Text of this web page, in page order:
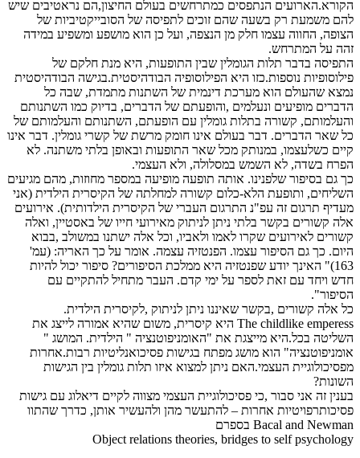
הקורא.הארועים הנתפסים כמתרחשים בעולם החיצון,הם נראטיבים שיש
להם משמעת רק בשעה שהם זוכים לתפיסה של הסובייקטיביות של
הצופה, החווה עצמו חלק מן הנצפה, ועל כן הוא מושפע ומשפיע במידה
זהה על המתרחש.
התפיסה בדבר תלות הגומלין שבין התופעות, היא מנת חלקם של
פילוסופיות נוספות.כזו היא הפילוסופיה הבודהיסטית.בגישה הבודהיסטית
נמצא שהעולם הוא מערכת דינמית של השתנות מתמדת, שבה כל
הדברים מופיעים ונעלמים ,והופעתם של הדברים, בדיוק כמו השתנותם
והעלמותם, קשורה בתלות גומלין עם הופעתם, השתנותם והעלמותם של
כל שאר הדברים. דבר בעולם אינו חומק מרשת של קשרי גומלין. דבר אינו
קיים כשלעצמו, במנותק מכל שאר התופעות ובאופן בלתי משתנה. לא
הפרח בשדה, לא השמש במסלולה, ולא העצמי.
כך גם בסיפור שלפנינו. אותה תופעה מופיעה במספר מחוזות, מהם מגיעים
השליחים, ותופעת הלא-כלום קשורה למחלתה של הקיסרית הילדית (אני
מעדיף תרגום זה עפ"נ התרגום העברי של הקיסרית הילדותית). אירועים
אלה קשורים בקשר בלתי ניתן לניתוק מאירועי חייו של באסטיין, ואלה
קשורים לאירועים שקרו לאמו ולאביו, וכל אלה ישתנו במשולב ,בבוא
היום. כך גם הסיפור עצמו. הפנטזיה עצמה. אומר על כך האריה: (עמ'
163)" האינך יודע שפנטזיה היא ממלכת הסיפורים? סיפור יכול להיות
חדש ויחד עם זאת לספר על ימי קדם. העבר מתחיל להתקיים עם
הסיפור".
כל אלה קשורים ,בקשר שאיננו ניתן לניתוק ,לקיסרית הילדית.
The childlike emperess היא קיסרית, משום שהיא אמורה לייצג את
השליטה בכל.היא מייצגת את "האומניפוטנציה " הילדית. המושג "
אומניפוטנציה" הוא מושג מפתח בגישות פסיכואנליטיות רבות.אחרות
מפסיכולוגיית העצמי.האם ניתן למצוא איזו תלות גומלין בין הגישות
השונות?
בענין זה אני סבור ,כי פסיכולוגיית העצמי מצווה לקיים דיאלוג עם גישות
פסיכותרפויטיות אחרות – להתעשר מהן ולהעשיר אותן, כדרך שהתוו
Bacal and Newman בספרם
Object relations theories, bridges to self psychology